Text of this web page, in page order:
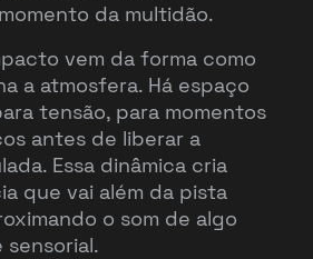
da multidão.
vem da forma como
a atmosfera. Há espaço
tensão, para momentos
antes de liberar a
Essa dinâmica cria
que vai além da pista
o som de algo
sensorial.